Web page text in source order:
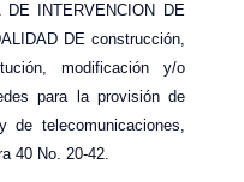
INTERVENCION DE
DE construcción,
modificación y/o
para la provisión de
de telecomunicaciones,
40 No. 20-42.